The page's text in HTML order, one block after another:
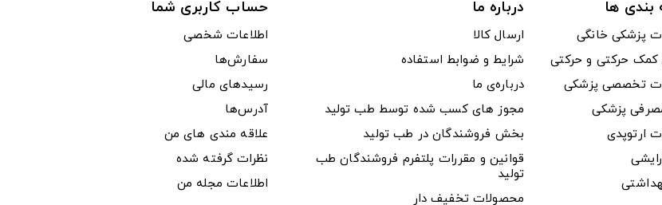
ها
پزشکی خانگی
کمک حرکتی و حرکتی
تخصصی پزشکی
پزشکی
ارتوپدی
درباره ما
ارسال کالا
شرایط و ضوابط استفاده
درباره‌ی ما
مجوز های کسب شده توسط طب تولید
بخش فروشندگان در طب تولید
قوانین و مقررات پلتفرم فروشندگان طب
تولید
محصولات تخفیف دار
حساب کاربری شما
اطلاعات شخصی
سفارش‌ها
رسیدهای مالی
آدرس‌ها
علاقه مندی های من
نظرات گرفته شده
اطلاعات مجله من